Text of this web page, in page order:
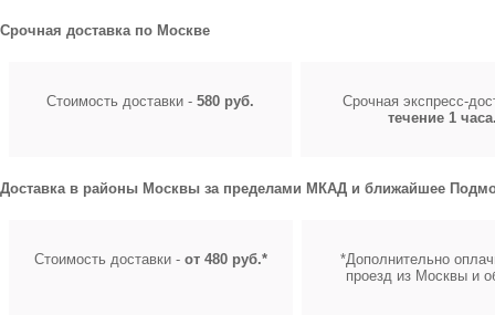
Срочная доставка по Москве
Стоимость доставки - 580 руб.
Срочная экспресс-
течение 1
Доставка в районы Москвы за пределами МКАД и ближайшее
Стоимость доставки - от 480 руб.*
*Дополнительно
проезд из Москвы и